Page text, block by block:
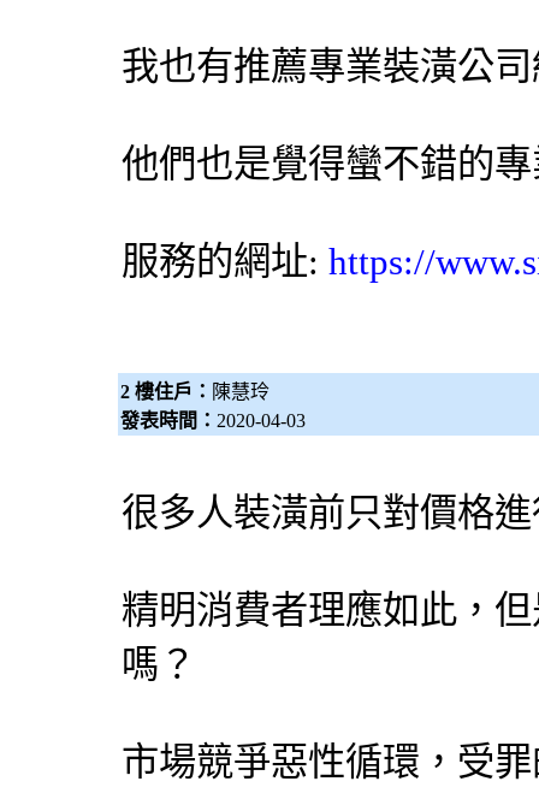
我也有推薦專業裝潢公
他們也是覺得蠻不錯的
服務的網址: https://
2 樓住戶： 陳慧玲
發表時間： 2020-04-03
很多人裝潢前只對價格
精明消費者理應如此，
嗎？
市場競爭惡性循環，受